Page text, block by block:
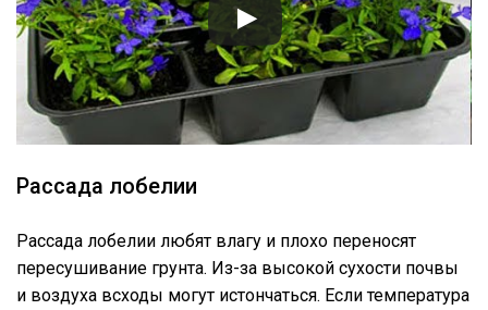
Рассада лобелии
Рассада лобелии любят влагу и плохо переносят
пересушивание грунта. Из-за высокой сухости почвы
и воздуха всходы могут истончаться. Если температура